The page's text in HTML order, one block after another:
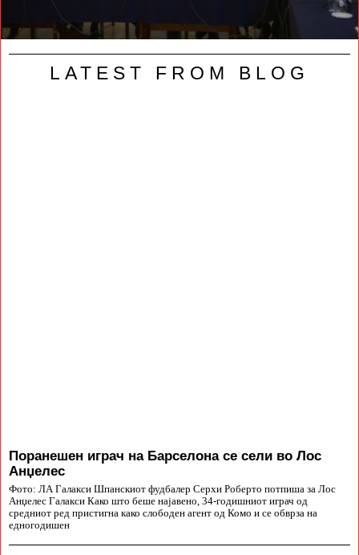
LATEST FROM BLOG
Поранешен играч на Барселона се сели во Лос
Анџелес
Фото: ЛА Галакси Шпанскиот фудбалер Серхи Роберто потпиша за Лос
Анџелес Галакси Како што беше најавено, 34-годишниот играч од
средниот ред пристигна како слободен агент од Комо и се обврза на
едногодишен